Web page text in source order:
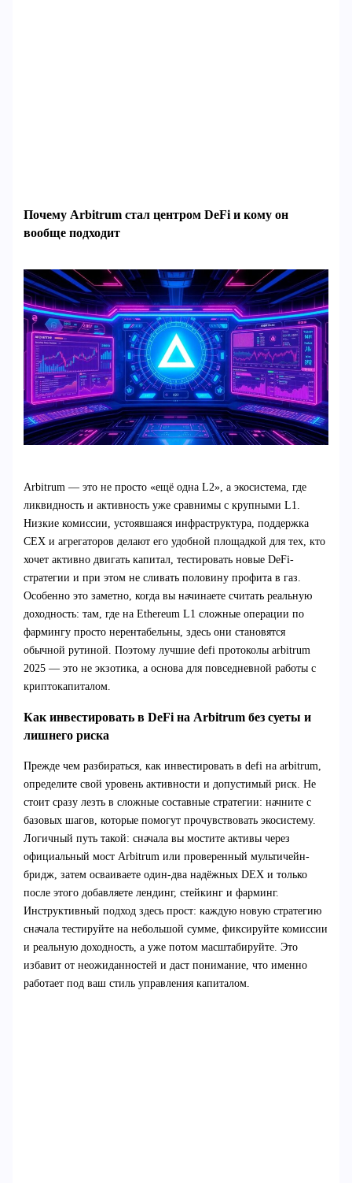
Почему Arbitrum стал центром DeFi и кому он
вообще подходит
Arbitrum — это не просто «ещё одна L2», а экосистема, где
ликвидность и активность уже сравнимы с крупными L1.
Низкие комиссии, устоявшаяся инфраструктура, поддержка
CEX и агрегаторов делают его удобной площадкой для тех, кто
хочет активно двигать капитал, тестировать новые DeFi-
стратегии и при этом не сливать половину профита в газ.
Особенно это заметно, когда вы начинаете считать реальную
доходность: там, где на Ethereum L1 сложные операции по
фармингу просто нерентабельны, здесь они становятся
обычной рутиной. Поэтому лучшие defi протоколы arbitrum
2025 — это не экзотика, а основа для повседневной работы с
криптокапиталом.
Как инвестировать в DeFi на Arbitrum без суеты и
лишнего риска
Прежде чем разбираться, как инвестировать в defi на arbitrum,
определите свой уровень активности и допустимый риск. Не
стоит сразу лезть в сложные составные стратегии: начните с
базовых шагов, которые помогут прочувствовать экосистему.
Логичный путь такой: сначала вы мостите активы через
официальный мост Arbitrum или проверенный мультичейн-
бридж, затем осваиваете один‑два надёжных DEX и только
после этого добавляете лендинг, стейкинг и фарминг.
Инструктивный подход здесь прост: каждую новую стратегию
сначала тестируйте на небольшой сумме, фиксируйте комиссии
и реальную доходность, а уже потом масштабируйте. Это
избавит от неожиданностей и даст понимание, что именно
работает под ваш стиль управления капиталом.